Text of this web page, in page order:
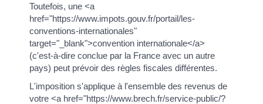
Toutefois, une <a
href="https://www.impots.gouv.fr/portail/les-
conventions-internationales"
target="_blank">convention internationale</a>
(c'est-à-dire conclue par la France avec un autre
pays) peut prévoir des règles fiscales différentes.
L'imposition s'applique à l'ensemble des revenus de
votre <a href="https://www.brech.fr/service-public/?